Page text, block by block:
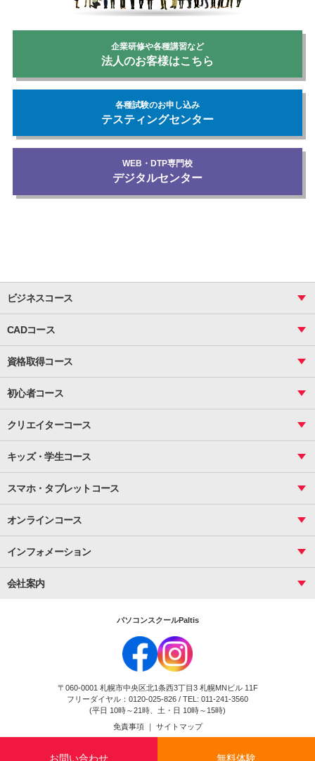
企業研修や各種講習など
法人のお客様はこちら
各種試験のお申し込み
テスティングセンター
WEB・DTP専門校
デジタルセンター
ビジネスコース
関数
ピボットテーブル
マクロ
資料作成（基礎）
資料作成（応用）
プレゼンスキル
Word
文書作成（応用）
文書作成（デザイン活用）
Access
データベース活用
CADコース
図面作成（基礎）
図面作成（応用）
資格取得コース
VBAエキスパート
ビジネス統計
CS
サーティファイ
初心者コース
案内文書・レター・はがき・POP作成
インターネット活用
メール活用
クリエイターコース
基礎
応用
Illustrator
基礎
応用
HTML/CSS
InDesign
Basic
キッズ・学生コース
プライマリー（年長～小２）
スタンダード（小３～小６）
マインクラフト（年長～小６）
パソコンコース
中学生コース
高校生コース
スマホ・タブレットコース
初めてのLINE
初めてのInstagram
初めてのTwitter
初めてのfacebook
オンラインコース
インフォメーション
パルティスの特徴
ジュニアプログラミングスクール時計台教室
ジュニアプログラミングスクール苫小牧沼ノ端教室
会社案内
パソコンスクールPaltis
〒060-0001 札幌市中央区北1条西3丁目3 札幌MNビル 11F
フリーダイヤル：0120-025-826 / TEL: 011-241-3560
(平日 10時～21時、土・日 10時～15時)
免責事項
｜ サイトマップ
お問い合わせ 無料体験